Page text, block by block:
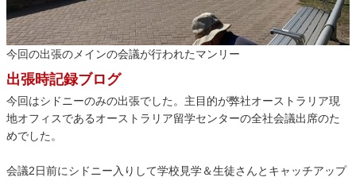
今回の出張のメインの会議が行われたマンリー
出張時記録ブログ
今回はシドニーのみの出張でした。主目的が弊社オーストラリア現
地オフィスであるオーストラリア留学センターの全社会議出席のた
めでした。
会議2日前にシドニー入りして学校見学＆生徒さんとキャッチアップ